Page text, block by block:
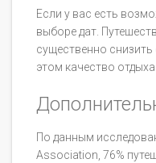
Если у вас есть
выборе дат.
существенно
этом качество
По данным
Association, 76%